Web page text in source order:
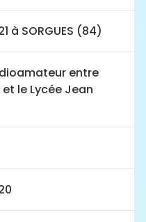
à SORGUES (84)
entre
et le Lycée Jean